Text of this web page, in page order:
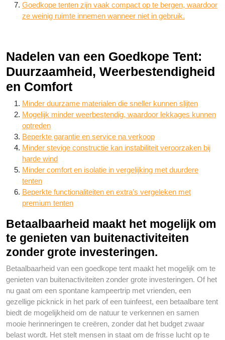
Goedkope tenten zijn vaak compact op te bergen, waardoor
ze weinig ruimte innemen wanneer niet in gebruik.
Nadelen van een Goedkope Tent:
Duurzaamheid, Weerbestendigheid
en Comfort
Minder duurzame materialen die sneller kunnen slijten
Mogelijk minder weerbestendig, waardoor lekkages kunnen
optreden
Beperkte garantie en service na verkoop
Minder stevige constructie kan instabiliteit veroorzaken bij
harde wind
Minder comfort en isolatie in vergelijking met duurdere
tenten
Beperkte functionaliteiten en extra’s vergeleken met
premium tenten
Betaalbaarheid maakt het mogelijk om
te genieten van buitenactiviteiten
zonder grote investeringen.
Betaalbaarheid van een goedkope tent maakt het mogelijk om te
genieten van buitenactiviteiten zonder grote investeringen. Of het
nu gaat om een spontane kampeertrip met vrienden, een
gezellige picknick in het park of een tuinfeest, een betaalbare tent
biedt de mogelijkheid om de natuur te verkennen en samen
mooie herinneringen te creëren, zonder dat het budget zwaar
belast wordt. Het stelt mensen in staat om de frisse lucht op te